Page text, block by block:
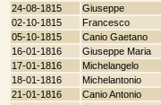
24-08-1815
Giuseppe
02-10-1815
Francesco
05-10-1815
Canio Gaetano
16-01-1816
Giuseppe Maria
17-01-1816
Michelangelo
18-01-1816
Michelantonio
21-01-1816
Canio Antonio